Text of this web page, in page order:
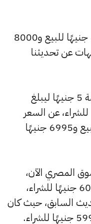
ارتفع سعر عيار 24 ليسجل 8045 جنيهًا للبيع و8000
بزيادة قدرها 5 جنيهات عن تحديثنا
كما شهد سعر عيار 21 ارتفاعًا بقيمة 5 جنيهًا ليبلغ
و7000 جنيهًا للشراء، عن السعر
السابق الذي كان 7035 جنيهًا للبيع و6995 جنيهًا
بالسوق المصري الآن،
حيث بلغ 6035 جنيهًا للبيع و6000 جنيهًا للشراء،
عن التحديث السابق، حيث كان